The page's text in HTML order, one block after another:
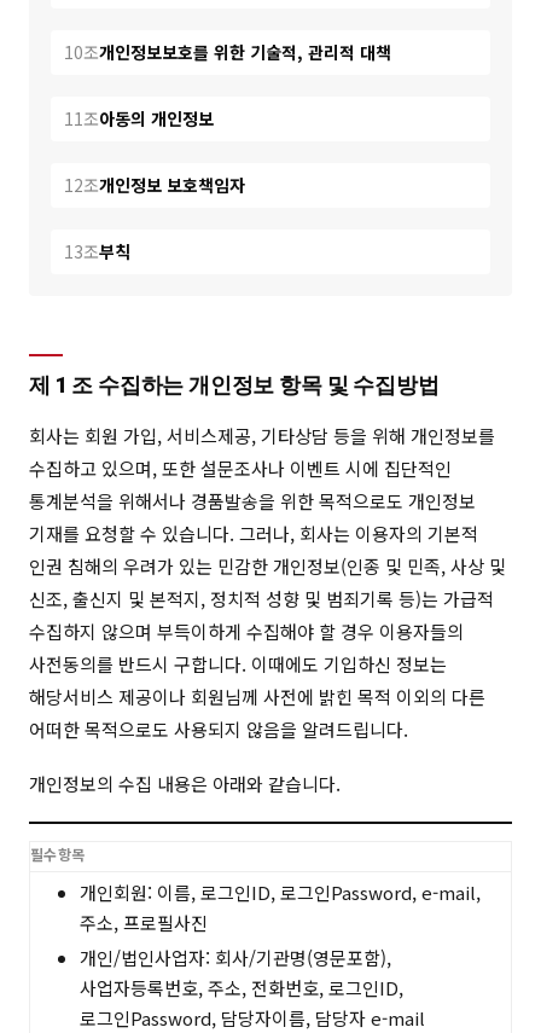
10조개인정보보호를 위한 기술적, 관리적 대책
11조아동의 개인정보
12조개인정보 보호책임자
13조부칙
제 1 조 수집하는 개인정보 항목 및 수집방법
회사는 회원 가입, 서비스제공, 기타상담 등을 위해 개인정보를
수집하고 있으며, 또한 설문조사나 이벤트 시에 집단적인
통계분석을 위해서나 경품발송을 위한 목적으로도 개인정보
기재를 요청할 수 있습니다. 그러나, 회사는 이용자의 기본적
인권 침해의 우려가 있는 민감한 개인정보(인종 및 민족, 사상 및
신조, 출신지 및 본적지, 정치적 성향 및 범죄기록 등)는 가급적
수집하지 않으며 부득이하게 수집해야 할 경우 이용자들의
사전동의를 반드시 구합니다. 이때에도 기입하신 정보는
해당서비스 제공이나 회원님께 사전에 밝힌 목적 이외의 다른
어떠한 목적으로도 사용되지 않음을 알려드립니다.
개인정보의 수집 내용은 아래와 같습니다.
필수항목
개인회원: 이름, 로그인ID, 로그인Password, e-mail,
주소, 프로필사진
개인/법인사업자: 회사/기관명(영문포함),
사업자등록번호, 주소, 전화번호, 로그인ID,
로그인Password, 담당자이름, 담당자 e-mail